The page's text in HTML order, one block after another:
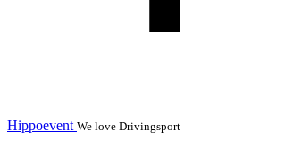
Hippoevent We love Drivingsport